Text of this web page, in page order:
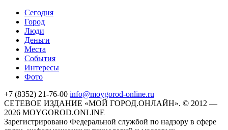
Cегодня
Город
Люди
Деньги
Места
События
Интересы
Фото
+7 (8352) 21-76-00 info@moygorod-online.ru
СЕТЕВОЕ ИЗДАНИЕ «МОЙ ГОРОД.ОНЛАЙН». © 2012 —
2026 MOYGOROD.ONLINE
Зарегистрировано Федеральной службой по надзору в сфере